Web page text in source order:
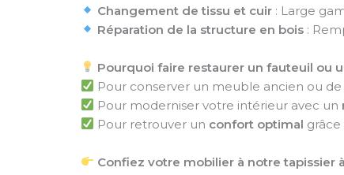
Changement de tissu et cuir : Large
Réparation de la structure en bois :
Pourquoi faire restaurer un fauteuil ou
Pour conserver un meuble ancien ou
Pour moderniser votre intérieur avec un
Pour retrouver un confort optimal grâce
Confiez votre mobilier à notre tapissier